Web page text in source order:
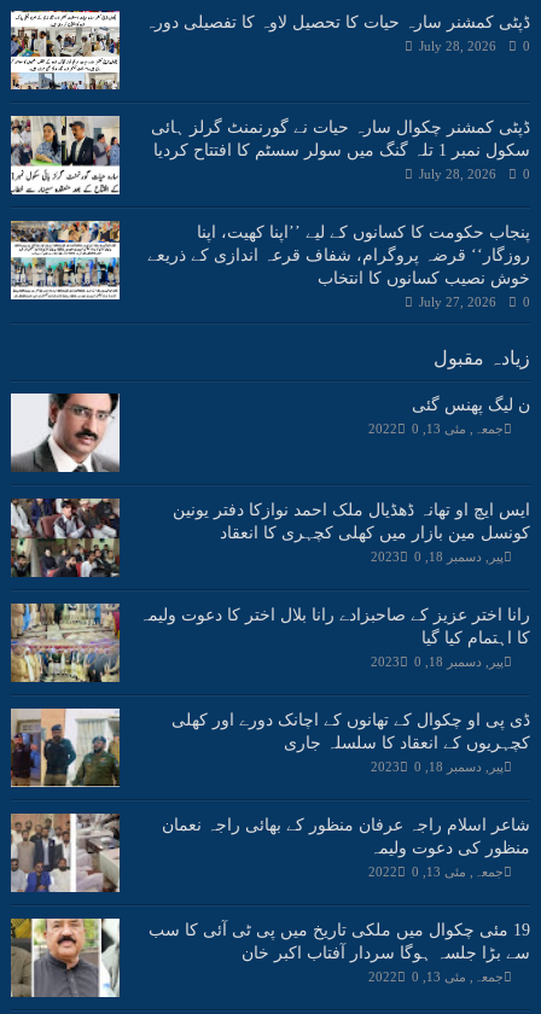
ڈپٹی کمشنر سارہ حیات کا تحصیل لاوہ کا تفصیلی دورہ
July 28, 2026 0
ڈپٹی کمشنر چکوال سارہ حیات نے گورنمنٹ گرلز ہائی
سکول نمبر 1 تلہ گنگ میں سولر سسٹم کا افتتاح کردیا
July 28, 2026 0
پنجاب حکومت کا کسانوں کے لیے ’’اپنا کھیت، اپنا
روزگار‘‘ قرضہ پروگرام، شفاف قرعہ اندازی کے ذریعے
خوش نصیب کسانوں کا انتخاب
July 27, 2026 0
زیادہ مقبول
ن لیگ پھنس گئی
جمعہ, مئی 13, 2022 0
ایس ایچ او تھانہ ڈھڈیال ملک احمد نوازکا دفتر یونین
کونسل مین بازار میں کھلی کچہری کا انعقاد
پیر, دسمبر 18, 2023 0
رانا اختر عزیز کے صاحبزادے رانا بلال اختر کا دعوت ولیمہ
کا اہتمام کیا گیا
پیر, دسمبر 18, 2023 0
ڈی پی او چکوال کے تھانوں کے اچانک دورے اور کھلی
کچہریوں کے انعقاد کا سلسلہ جاری
پیر, دسمبر 18, 2023 0
شاعر اسلام راجہ عرفان منظور کے بھائی راجہ نعمان
منظور کی دعوت ولیمہ
جمعہ, مئی 13, 2022 0
19 مئی چکوال میں ملکی تاریخ میں پی ٹی آئی کا سب
سے بڑا جلسہ ہوگا سردار آفتاب اکبر خان
جمعہ, مئی 13, 2022 0